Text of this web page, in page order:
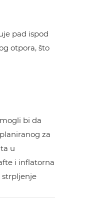
pad ispod
otpora, što
bi da
za
u
i inflatorna
strpljenje